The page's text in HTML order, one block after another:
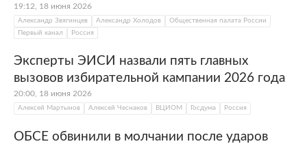
19:12, 18 июня 2026
Александр Звягинцев Александр Холодов
Общественная палата России
Первый канал
Россия
Эксперты ЭИСИ назвали пять главных
вызовов избирательной кампании 2026 года
20:00, 18 июня 2026
Алексей Мартынов Алексей Чеснаков ВЦИОМ Госдума Россия
ОБСЕ обвинили в молчании после ударов